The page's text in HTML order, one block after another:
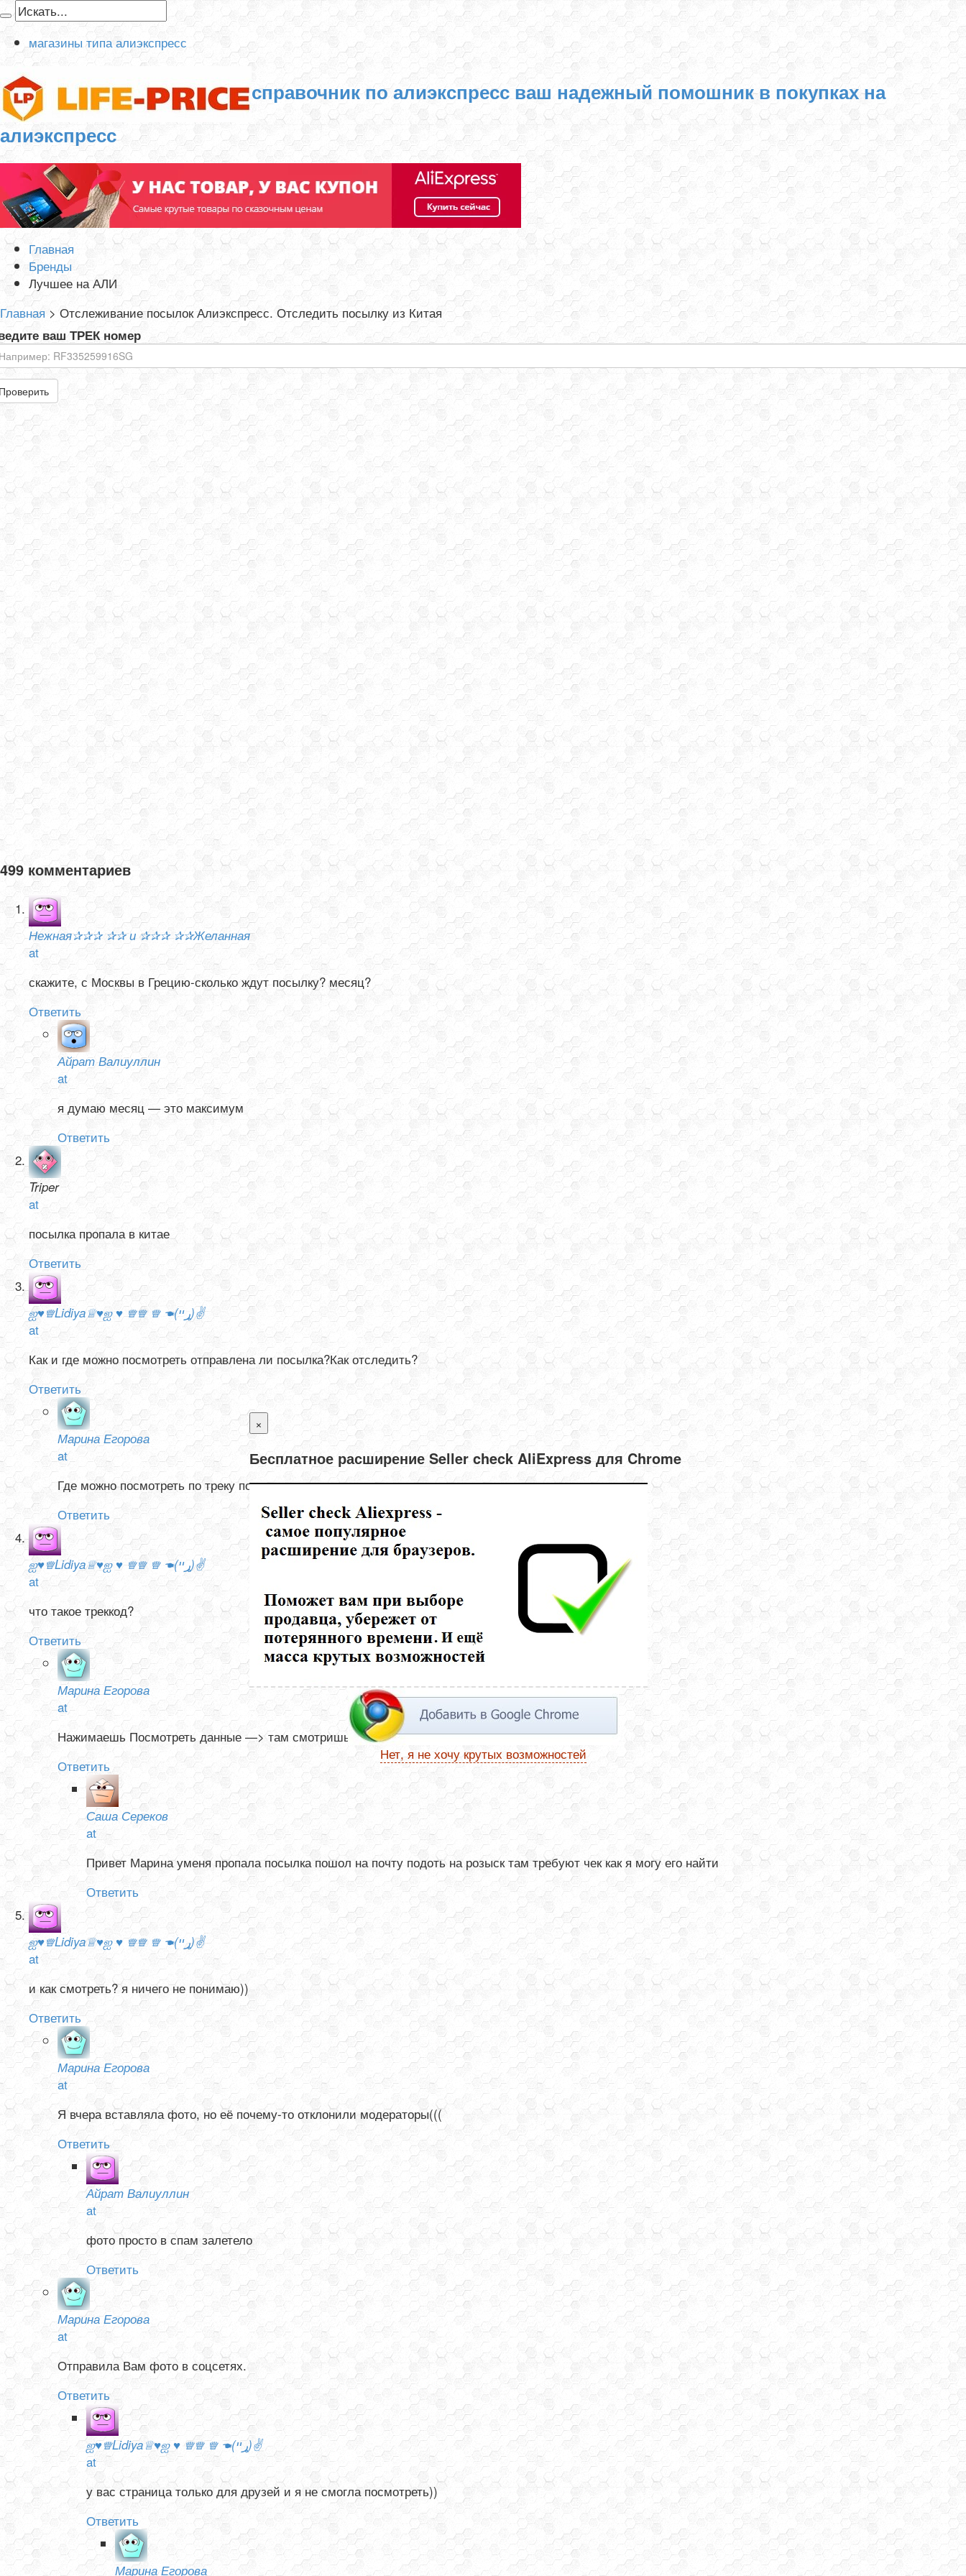
магазины типа алиэкспресс
справочник по алиэкспресс ваш надежный помошник в покупках на
алиэкспресс
Главная
Бренды
Лучшее на АЛИ
Главная > Отслеживание посылок Алиэкспресс. Отследить посылку из Китая
ваш ТРЕК номер
499 комментариев
Нежная✰✰✰ ✰✰ и ✰✰✰ ✰✰Желанная
at
скажите, с Москвы в Грецию-сколько ждут посылку? месяц?
Ответить
Айрат Валиуллин
at
я думаю месяц — это максимум
Ответить
Triper
at
посылка пропала в китае
Ответить
ஐ♥♕Lidiya♕♥ஐ ♥ ♕♕ ♕ ☚(ړײ)✌
at
Как и где можно посмотреть отправлена ли посылка?Как отследить?
Ответить
Марина Егорова
at
Где можно посмотреть по треку посылки.
Ответить
ஐ♥♕Lidiya♕♥ஐ ♥ ♕♕ ♕ ☚(ړײ)✌
at
что такое треккод?
Ответить
Марина Егорова
at
Нажимаешь Посмотреть данные —> там смотришь Номер отслеживания -это и есть треккод
Ответить
Саша Сереков
at
Привет Марина уменя пропала посылка пошол на почту подоть на розыск там требуют чек как я могу его найти
Ответить
ஐ♥♕Lidiya♕♥ஐ ♥ ♕♕ ♕ ☚(ړײ)✌
at
и как смотреть? я ничего не понимаю))
Ответить
Марина Егорова
at
Я вчера вставляла фото, но её почему-то отклонили модераторы(((
Ответить
Айрат Валиуллин
at
фото просто в спам залетело
Ответить
Марина Егорова
at
Отправила Вам фото в соцсетях.
Ответить
ஐ♥♕Lidiya♕♥ஐ ♥ ♕♕ ♕ ☚(ړײ)✌
at
у вас страница только для друзей и я не смогла посмотреть))
Ответить
Марина Егорова
×
Бесплатное расширение Seller check AliExpress для Chrome
Нет, я не хочу крутых возможностей